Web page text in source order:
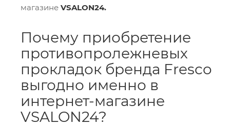
магазине VSALON24.
Почему приобретение
противопролежневых
прокладок бренда Fresco
выгодно именно в
интернет-магазине
VSALON24?